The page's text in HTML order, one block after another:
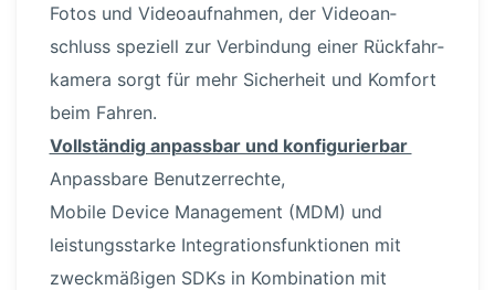
Fotos und Video­auf­nahmen, der Video­an­
schluss speziell zur Verbindung einer Rückfahr­
kamera sorgt für mehr Sicherheit und Komfort
beim Fahren.
Vollständig anpassbar und konfi­gu­rierbar
Anpassbare Benut­zer­rechte,
Mobile Device Management (MDM) und
leistungs­starke Integra­ti­ons­funk­tionen mit
zweck­mä­ßigen SDKs in Kombination mit